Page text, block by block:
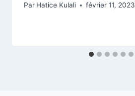
Par Hatice Kulali février 11, 2023